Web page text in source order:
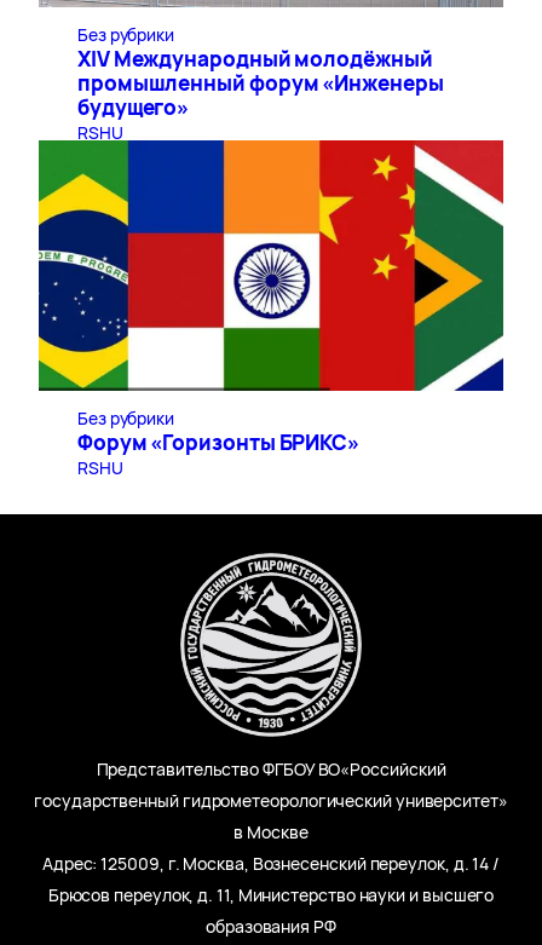
Без рубрики
XIV Международный молодёжный
промышленный форум «Инженеры
будущего»
RSHU
Без рубрики
Форум «Горизонты БРИКС»
RSHU
Представительство ФГБОУ ВО«Российский
государственный гидрометеорологический университет»
в Москве
Адрес: 125009, г. Москва, Вознесенский переулок, д. 14 /
Брюсов переулок, д. 11, Министерство науки и высшего
образования РФ